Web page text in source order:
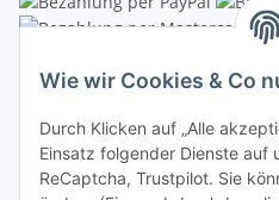
Wie wir Cookies & Co
Durch Klicken auf „Alle
Einsatz folgender Dienste auf
ReCaptcha, Trustpilot. Sie
Linzer Krippenshop
Schauraum & Verkauf: